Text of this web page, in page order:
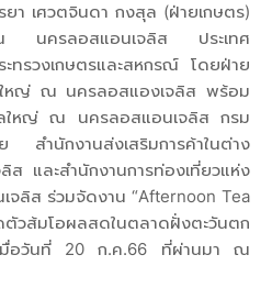
า เศวตจินดา กงสุล (ฝ่ายเกษตร)
นครลอสแอนเจลิส ประเทศ
ะทรวงเกษตรและสหกรณ์ โดยฝ่าย
ใหญ่ ณ นครลอสแองเจลิส พร้อม
หญ่ ณ นครลอสแอนเจลิส กรม
สำนักงานส่งเสริมการค้าในต่าง
และสำนักงานการท่องเที่ยวแห่ง
จลิส ร่วมจัดงาน “Afternoon Tea
ตัวส้มโอผลสดในตลาดฝั่งตะวันตก
มื่อวันที่ 20 ก.ค.66 ที่ผ่านมา ณ